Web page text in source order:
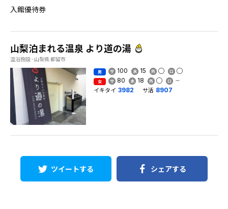
入館優待券
山梨泊まれる温泉 より道の湯
温浴施設 - 山梨県 都留市
男 100 15
女 80 18
イキタイ 3982 サ活 8907
ツイートする シェアする